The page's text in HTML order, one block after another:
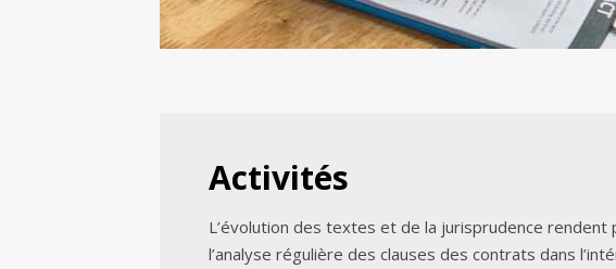
Activités
L’évolution des textes et de la jurisprudence rendent
l’analyse régulière des clauses des contrats dans